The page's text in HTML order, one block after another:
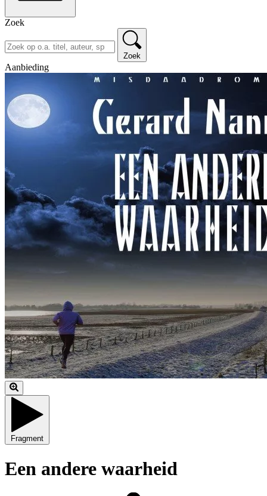
Zoek
Zoek
Aanbieding
Fragment
Een andere waarheid